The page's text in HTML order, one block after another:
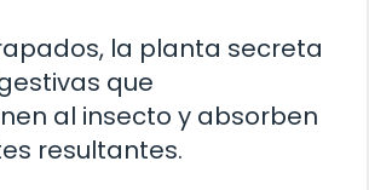
la planta secreta
que
al insecto y absorben
resultantes.